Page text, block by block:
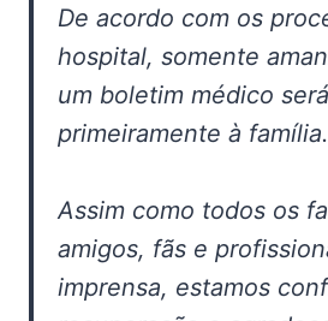
De acordo com os
hospital, somente
um boletim médico
primeiramente à família.
Assim como todos os
amigos, fãs e
imprensa, estamos